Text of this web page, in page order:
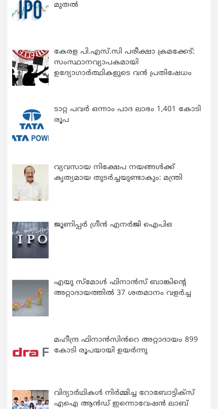
മുതൽ
കേരള പി.എസ്.സി പരീക്ഷാ ക്രമക്കേട്:
സംസ്ഥാനവ്യാപകമായി
ഉദ്യോഗാര്‍ത്ഥികളുടെ വന്‍ പ്രതിഷേധം
ടാറ്റ പവർ ഒന്നാം പാദ ലാഭം 1,401 കോടി
രൂപ
വ്യവസായ നിക്ഷേപ നയങ്ങള്‍ക്ക്
കൃത്യമായ തുടര്‍ച്ചയുണ്ടാകും: മന്ത്രി
ജൂണിപ്പർ ഗ്രീൻ എനർജി ഐപിഒ
എയു സ്‌മോൾ ഫിനാൻസ് ബാങ്കിന്റെ
അറ്റാദായത്തിൽ 37 ശതമാനം വളർച്ച
മഹീന്ദ്ര ഫിനാൻസിൻറെ അറ്റാദായം 899
കോടി രൂപയായി ഉയർന്നു
വിദ്യാര്‍ഥികള്‍ നിര്‍മ്മിച്ച റോബോട്ടിക്സ്
എഐ ആന്‍ഡ് ഇന്നൊവേഷന്‍ ലാബ്